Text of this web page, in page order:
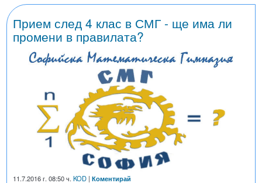
Прием след 4 клас в СМГ - ще има ли
промени в правилата?
11.7.2016 г. 08:50 ч.KOD | Коментирай